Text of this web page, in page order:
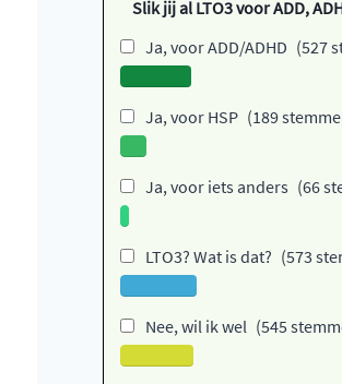
Slik jij al LTO3 voor ADD,
Ja, voor ADD/ADHD (527
Ja, voor HSP (189
Ja, voor iets anders (66
LTO3? Wat is dat? (573
Nee, wil ik wel (545